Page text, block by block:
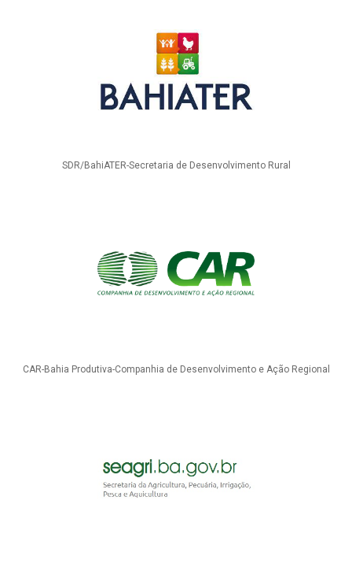
SDR/BahiATER-Secretaria de Desenvolvimento Rural
CAR-Bahia Produtiva-Companhia de Desenvolvimento e Ação Regional